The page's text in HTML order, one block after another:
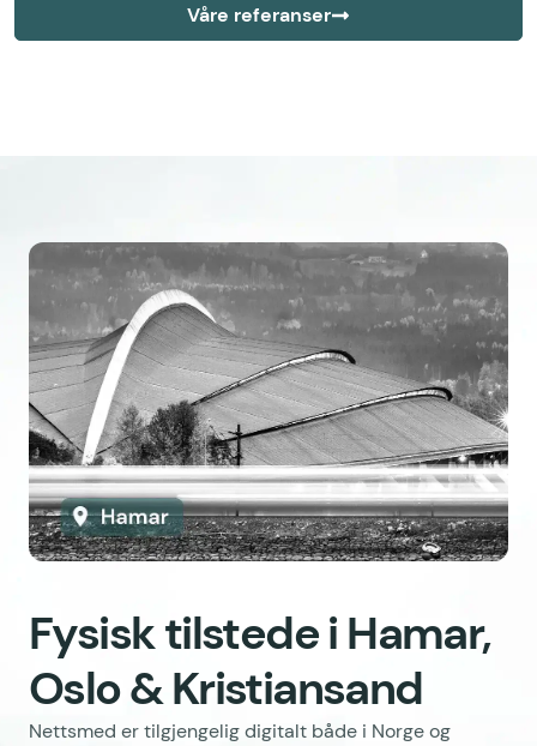
Våre referanser
Fysisk tilstede i Hamar,
Oslo & Kristiansand
Nettsmed er tilgjengelig digitalt både i Norge og